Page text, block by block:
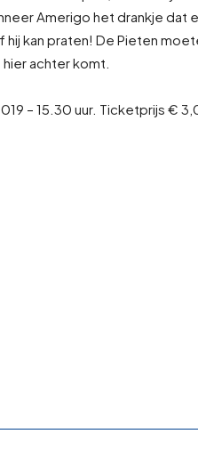
Amerigo het drankje dat
hij kan praten! De Pieten
achter komt.
– 15.30 uur. Ticketprijs €